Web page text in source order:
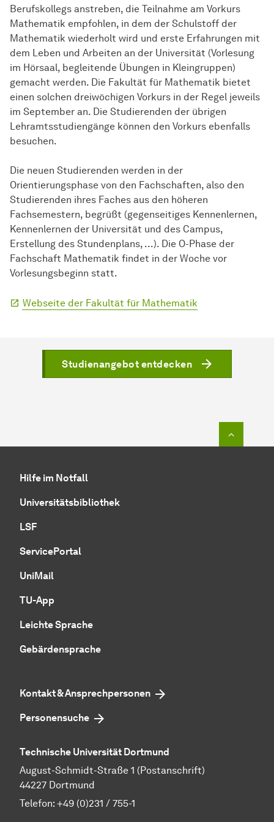
Berufskollegs anstreben, die Teilnahme am Vorkurs
Mathematik empfohlen, in dem der Schulstoff der
Mathematik wiederholt wird und erste Erfahrungen mit
dem Leben und Arbeiten an der Universität (Vorlesung
im Hörsaal, begleitende Übungen in Kleingruppen)
gemacht werden. Die Fakultät für Mathematik bietet
einen solchen dreiwöchigen Vorkurs in der Regel jeweils
im September an. Die Studierenden der übrigen
Lehramtsstudiengänge können den Vorkurs ebenfalls
besuchen.
Die neuen Studierenden werden in der
Orientierungsphase von den Fachschaften, also den
Studierenden ihres Faches aus den höheren
Fachsemestern, begrüßt (gegenseitiges Kennenlernen,
Kennenlernen der Universität und des Campus,
Erstellung des Stundenplans, ...). Die O-Phase der
Fachschaft Mathematik findet in der Woche vor
Vorlesungsbeginn statt.
Webseite der Fakultät für Mathematik
Studienangebot entdecken
Hilfe im Notfall
Universitätsbibliothek
LSF
ServicePortal
UniMail
TU-App
Leichte Sprache
Gebärdensprache
Kontakt & Ansprechpersonen
Personensuche
Technische Universität Dortmund
August-Schmidt-Straße 1 (Postanschrift)
44227 Dortmund
Telefon: +49 (0)231 / 755-1